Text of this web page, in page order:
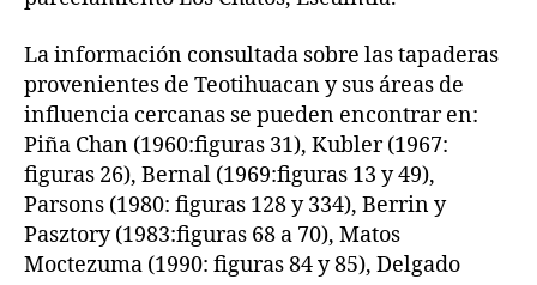
La información consultada sobre las tapaderas
provenientes de Teotihuacan y sus áreas de
influencia cercanas se pueden encontrar en:
Piña Chan (1960:figuras 31), Kubler (1967:
figuras 26), Bernal (1969:figuras 13 y 49),
Parsons (1980: figuras 128 y 334), Berrin y
Pasztory (1983:figuras 68 a 70), Matos
Moctezuma (1990: figuras 84 y 85), Delgado